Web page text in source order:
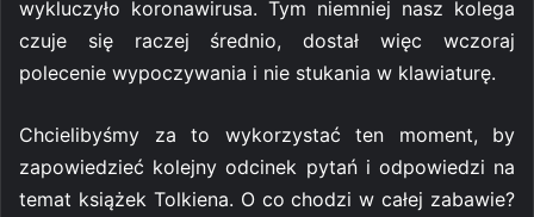
wykluczyło koronawirusa. Tym niemniej nasz kolega
czuje się raczej średnio, dostał więc wczoraj
polecenie wypoczywania i nie stukania w klawiaturę.
Chcielibyśmy za to wykorzystać ten moment, by
zapowiedzieć kolejny odcinek pytań i odpowiedzi na
temat książek Tolkiena. O co chodzi w całej zabawie?